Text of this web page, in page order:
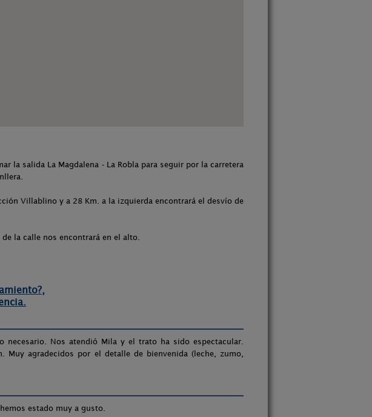
la salida La Magdalena - La Robla para seguir por la carretera
Villablino y a 28 Km. a la izquierda encontrará el desvío de
la calle nos encontrará en el alto.
Nos atendió Mila y el trato ha sido espectacular.
agradecidos por el detalle de bienvenida (leche, zumo,
estado muy a gusto.